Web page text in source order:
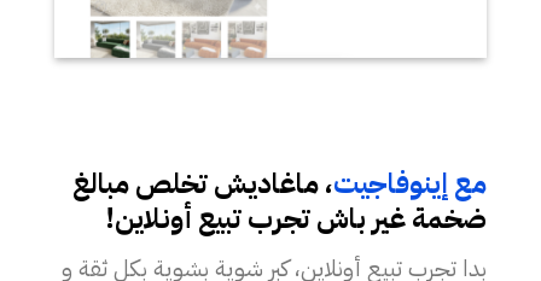
مع إينوفاجيت، ماغاديش تخلص مبالغ
ضخمة غير باش تجرب تبيع أونلاين!
بدا تجرب تبيع أونلاين، كبر شوية بشوية بكل ثقة و